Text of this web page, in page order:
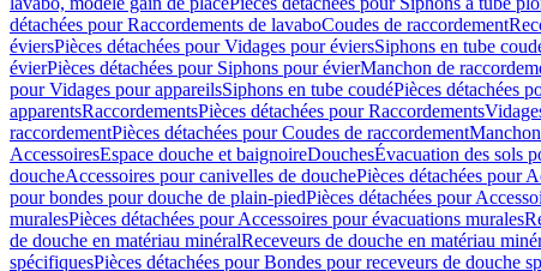
détachées pour Raccordements de lavaboCoudes de raccordement
éviersPièces détachées pour Vidages pour éviersSiphons en tube
évierPièces détachées pour Siphons pour évierManchon de
pour Vidages pour appareilsSiphons en tube coudéPièces détachées
apparentsRaccordementsPièces détachées pour Raccordements
raccordementPièces détachées pour Coudes de raccordement
AccessoiresEspace douche et baignoireDouchesÉvacuation des sols
doucheAccessoires pour canivelles de douchePièces détachées pour
pour bondes pour douche de plain-piedPièces détachées pour
muralesPièces détachées pour Accessoires pour évacuations murales
de douche en matériau minéralReceveurs de douche en matériau
spécifiquesPièces détachées pour Bondes pour receveurs de douche